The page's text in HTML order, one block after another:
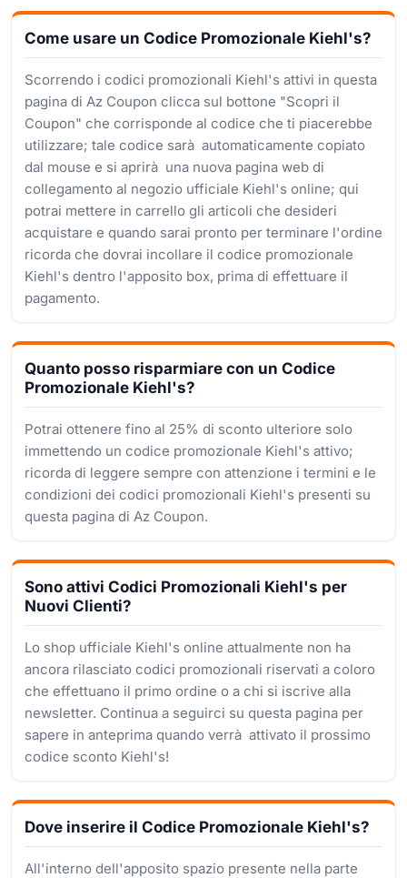
Come usare un Codice Promozionale Kiehl's?
Scorrendo i codici promozionali Kiehl's attivi in questa
pagina di Az Coupon clicca sul bottone "Scopri il
Coupon" che corrisponde al codice che ti piacerebbe
utilizzare; tale codice sarà automaticamente copiato
dal mouse e si aprirà una nuova pagina web di
collegamento al negozio ufficiale Kiehl's online; qui
potrai mettere in carrello gli articoli che desideri
acquistare e quando sarai pronto per terminare l'ordine
ricorda che dovrai incollare il codice promozionale
Kiehl's dentro l'apposito box, prima di effettuare il
pagamento.
Quanto posso risparmiare con un Codice
Promozionale Kiehl's?
Potrai ottenere fino al 25% di sconto ulteriore solo
immettendo un codice promozionale Kiehl's attivo;
ricorda di leggere sempre con attenzione i termini e le
condizioni dei codici promozionali Kiehl's presenti su
questa pagina di Az Coupon.
Sono attivi Codici Promozionali Kiehl's per
Nuovi Clienti?
Lo shop ufficiale Kiehl's online attualmente non ha
ancora rilasciato codici promozionali riservati a coloro
che effettuano il primo ordine o a chi si iscrive alla
newsletter. Continua a seguirci su questa pagina per
sapere in anteprima quando verrà attivato il prossimo
codice sconto Kiehl's!
Dove inserire il Codice Promozionale Kiehl's?
All'interno dell'apposito spazio presente nella parte